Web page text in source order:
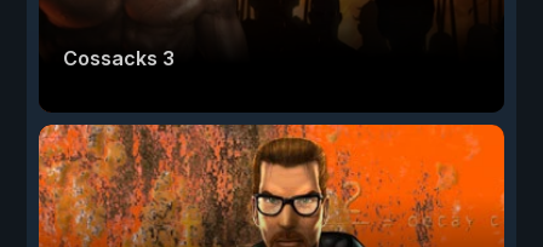
Cossacks 3